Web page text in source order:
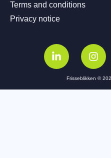
Terms and conditions
Privacy notice
Frisseblikken ©